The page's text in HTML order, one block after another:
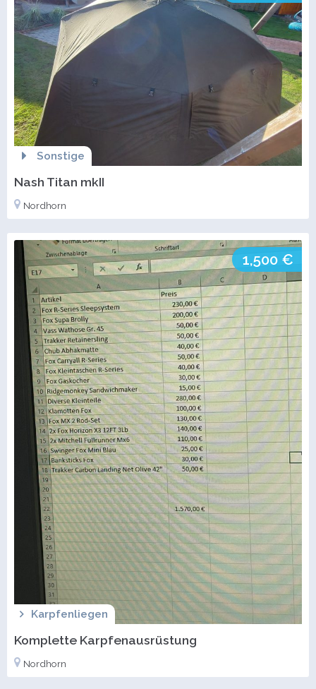
Sonstige
Nash Titan mkII
Nordhorn
1,500 €
Karpfenliegen
Komplette Karpfenausrüstung
Nordhorn